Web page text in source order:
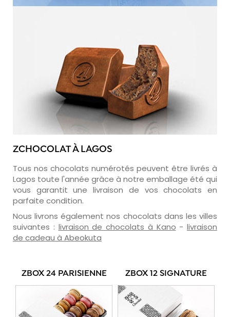
ZCHOCOLAT À LAGOS
Tous nos chocolats numérotés peuvent être livrés à
Lagos toute l'année grâce à notre emballage été qui
vous garantit une livraison de vos chocolats en
parfaite condition.
Nous livrons également nos chocolats dans les villes
suivantes : livraison de chocolats à Kano - livraison
de cadeau à Abeokuta
ZBOX 24 PARISIENNE ZBOX 12 SIGNATURE